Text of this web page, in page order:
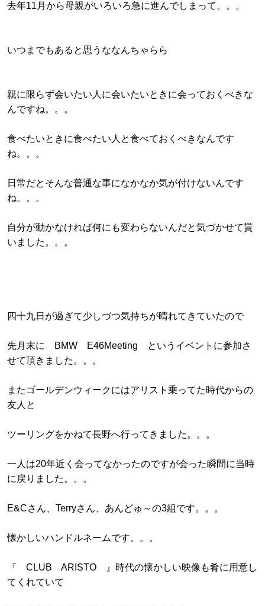
去年11月から母親がいろいろ急に進んでしまって。。。
いつまでもあると思うななんちゃらら
親に限らず会いたい人に会いたいときに会っておくべきな
んですね。。。
食べたいときに食べたい人と食べておくべきなんです
ね。。。
日常だとそんな普通な事になかなか気が付けないんです
ね。。。
自分が動かなければ何にも変わらないんだと気づかせて貰
いました。。。
四十九日が過ぎて少しづつ気持ちが晴れてきていたので
先月末に BMW E46Meeting というイベントに参加さ
せて頂きました。。。
またゴールデンウィークにはアリスト乗ってた時代からの
友人と
ツーリングをかねて長野へ行ってきました。。。
一人は20年近く会ってなかったのですが会った瞬間に当時
に戻りました。。。
E&Cさん、Terryさん、あんどゅ～の3組です。。。
懐かしいハンドルネームです。。。
『 CLUB ARISTO 』時代の懐かしい映像も肴に用意し
てくれていて